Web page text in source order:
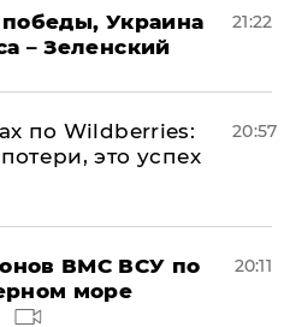
Украина
– Зеленский
21:22
по Wildberries:
это успех
20:57
ВМС ВСУ по
море
20:11